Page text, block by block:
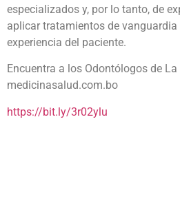
especializados y, por lo tanto, de
aplicar tratamientos de
experiencia del paciente.
Encuentra a los Odontólogos de
medicinasalud.com.bo
https://bit.ly/3r02ylu